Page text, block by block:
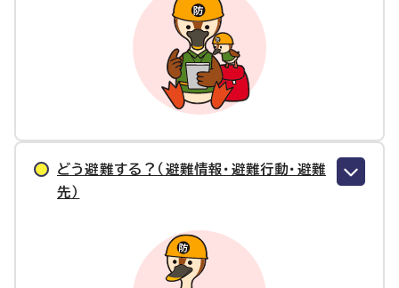
どう避難する？（避難情報・避難行動・避難
先）